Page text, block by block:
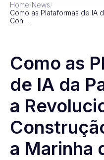
Home/News/
Como as Plataformas de IA
Con…
Como as
de IA da
a
a Marinha